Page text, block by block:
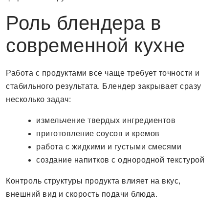
Роль блендера в
современной кухне
Работа с продуктами все чаще требует точности и
стабильного результата. Блендер закрывает сразу
несколько задач:
измельчение твердых ингредиентов
приготовление соусов и кремов
работа с жидкими и густыми смесями
создание напитков с однородной текстурой
Контроль структуры продукта влияет на вкус,
внешний вид и скорость подачи блюда.